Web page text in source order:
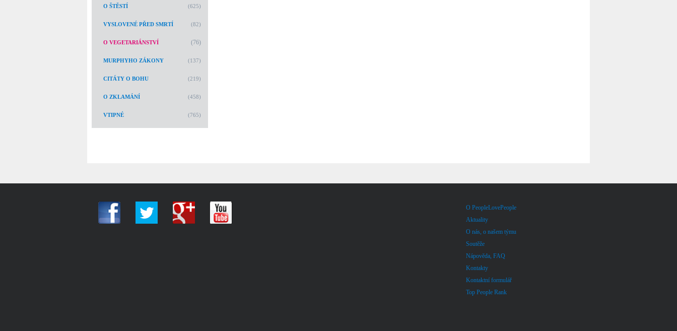
O ŠTĚSTÍ (625)
VYSLOVENÉ PŘED SMRTÍ (82)
O VEGETARIÁNSTVÍ (76)
MURPHYHO ZÁKONY (137)
CITÁTY O BOHU (219)
O ZKLAMÁNÍ (458)
VTIPNÉ (765)
O PeopleLovePeople
Aktuality
O nás, o našem týmu
Soutěže
Nápověda, FAQ
Kontakty
Kontaktní formulář
Top People Rank